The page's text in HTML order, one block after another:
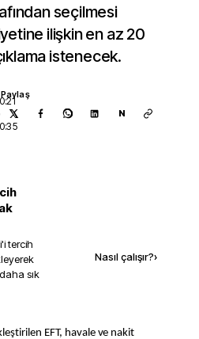
seçilmesi
ilişkin en az 20
istenecek.
Paylaş
N
'i tercih
sık
Nasıl çalışır?›